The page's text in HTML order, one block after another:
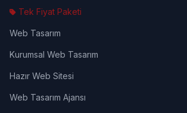
Tek Fiyat Paketi
Web Tasarım
Kurumsal Web Tasarım
Hazır Web Sitesi
Web Tasarım Ajansı